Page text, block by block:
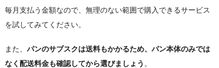
毎月支払う金額なので、無理のない範囲で購入できるサービス
を試してみてください。
また、 パンのサブスクは送料もかかるため、パン本体のみでは
なく配送料金も確認してから選びましょう 。